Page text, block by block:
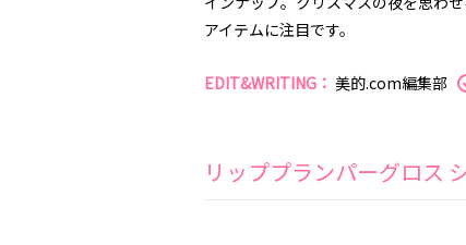
アイテムに注目です。
EDIT&WRITING： 美的.com編集部
リッププランパーグロス